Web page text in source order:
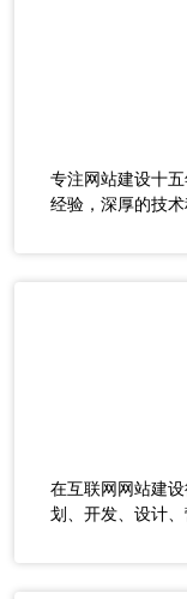
专注网站建设十
经验，深厚的技
在互联网网站建
划、开发、设计